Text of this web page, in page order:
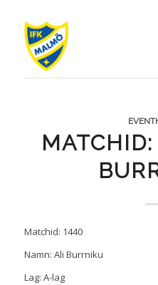
Matchid: 1440
Namn: Ali Burrniku
Lag: A-lag